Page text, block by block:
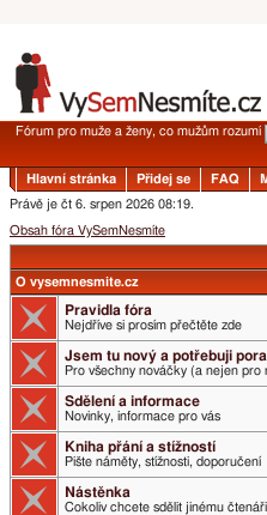
Fórum pro muže a ženy, co mužům rozumí
Hlavní stránka Přidej se FAQ
Právě je čt 6. srpen 2026 08:19.
Obsah fóra VySemNesmíte
O vysemnesmite.cz
Pravidla fóra
Nejdříve si prosím přečtěte zde
Jsem tu nový a potřebuji
Pro všechny nováčky (a nejen pro
Sdělení a informace
Novinky, informace pro vás
Kniha přání a stížností
Pište náměty, stížnosti, doporučení
Nástěnka
Cokoliv chcete sdělit jinému